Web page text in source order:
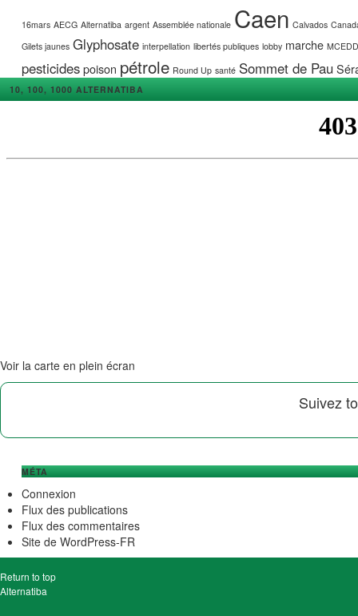
16mars AECG Alternatiba argent Assemblée nationale Caen Calvados
Gilets jaunes Glyphosate interpellation libertés publiques lobby marche MCEDD
pesticidespoison pétrole Round Up santé Sommet de Pau
10, 100, 1000 ALTERNATIBA
Voir la carte en plein écran
Suivez
MÉTA
Connexion
Flux des publications
Flux des commentaires
Site de WordPress-FR
Return to top
Alternatiba